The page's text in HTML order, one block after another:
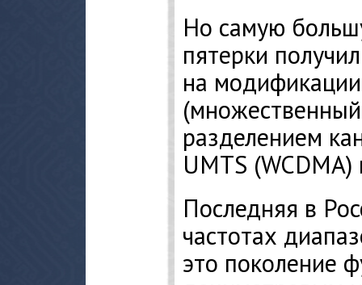
Но самую
пятерки
на
разделением
UMTS
Последняя в
частотах
это поколение